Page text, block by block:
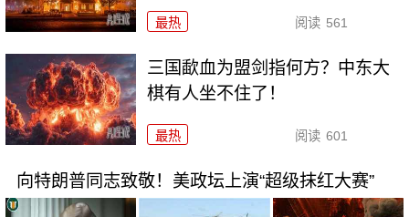
最热 阅读 561
三国歃血为盟剑指何方？中东大
棋有人坐不住了！
最热 阅读 601
向特朗普同志致敬！美政坛上演“超级抹红大赛”